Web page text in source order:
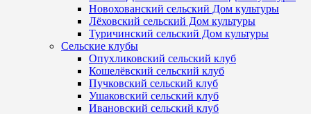
Новохованский сельский Дом культуры
Лёховский сельский Дом культуры
Туричинский сельский Дом культуры
Сельские клубы
Опухликовский сельский клуб
Кошелёвский сельский клуб
Пучковский сельский клуб
Ушаковский сельский клуб
Ивановский сельский клуб